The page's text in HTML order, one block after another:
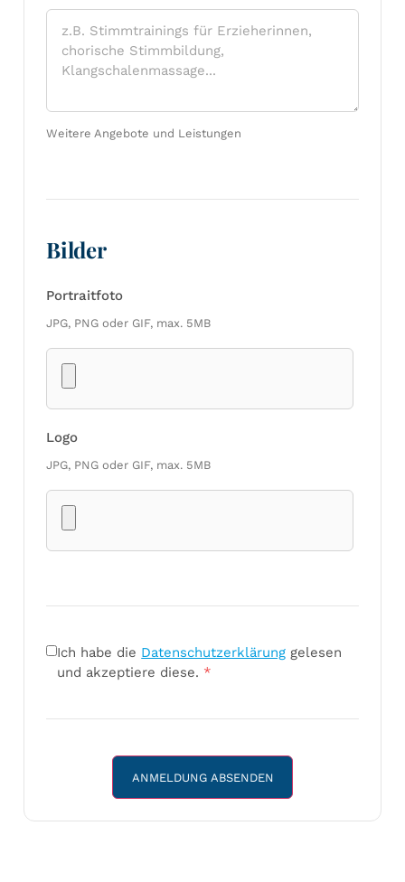
Weitere Angebote und Leistungen
Bilder
Portraitfoto
JPG, PNG oder GIF, max. 5MB
Logo
JPG, PNG oder GIF, max. 5MB
Ich habe die Datenschutzerklärung gelesen
und akzeptiere diese. *
ANMELDUNG ABSENDEN